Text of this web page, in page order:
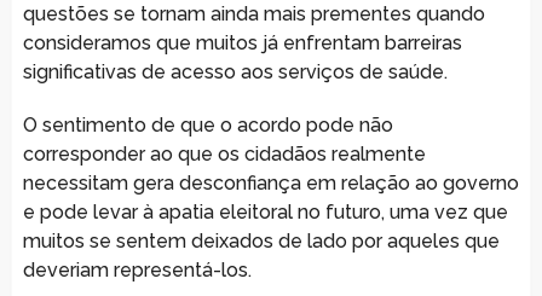
questões se tornam ainda mais prementes quando
consideramos que muitos já enfrentam barreiras
significativas de acesso aos serviços de saúde.
O sentimento de que o acordo pode não
corresponder ao que os cidadãos realmente
necessitam gera desconfiança em relação ao governo
e pode levar à apatia eleitoral no futuro, uma vez que
muitos se sentem deixados de lado por aqueles que
deveriam representá-los.